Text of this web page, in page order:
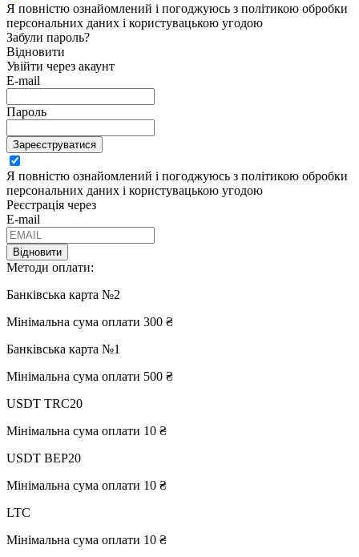
Я повністю ознайомлений і погоджуюсь з політикою обробки
персональних даних і користувацькою угодою
Забули пароль?
Відновити
Увійти через акаунт
E-mail
Пароль
Зареєструватися
Я повністю ознайомлений і погоджуюсь з політикою обробки
персональних даних і користувацькою угодою
Реєстрація через
E-mail
Відновити
Методи оплати:
Банківська карта №2
Мінімальна сума оплати 300 ₴
Банківська карта №1
Мінімальна сума оплати 500 ₴
USDT TRC20
Мінімальна сума оплати 10 ₴
USDT BEP20
Мінімальна сума оплати 10 ₴
LTC
Мінімальна сума оплати 10 ₴